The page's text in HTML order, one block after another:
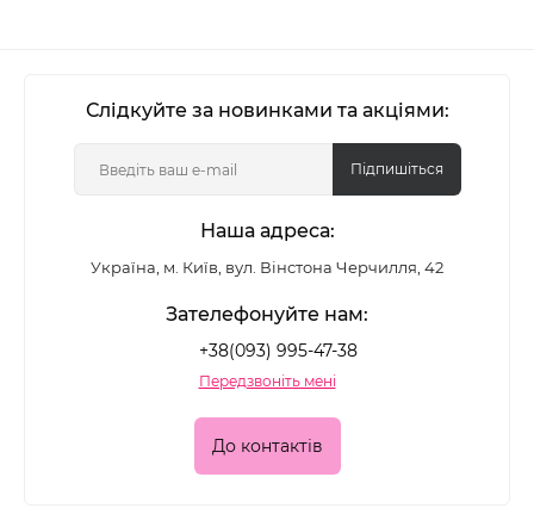
Слідкуйте за новинками та акціями:
Підпишіться
Наша адреса:
Україна, м. Київ, вул. Вінстона Черчилля, 42
Зателефонуйте нам:
+38(093) 995-47-38
Передзвоніть мені
До контактів